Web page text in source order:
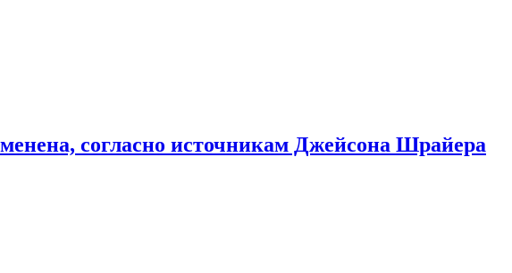
согласно источникам Джейсона Шрайера